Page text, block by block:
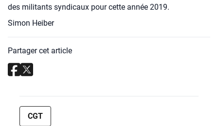
des mili­tants syn­di­caux pour cette année 2019.
Simon Heiber
Partager cet article
CGT